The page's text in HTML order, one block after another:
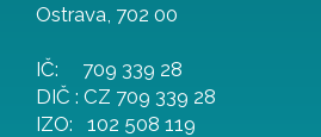
Ostrava, 702 00
IČ: 709 339 28
DIČ : CZ 709 339 28
IZO: 102 508 119